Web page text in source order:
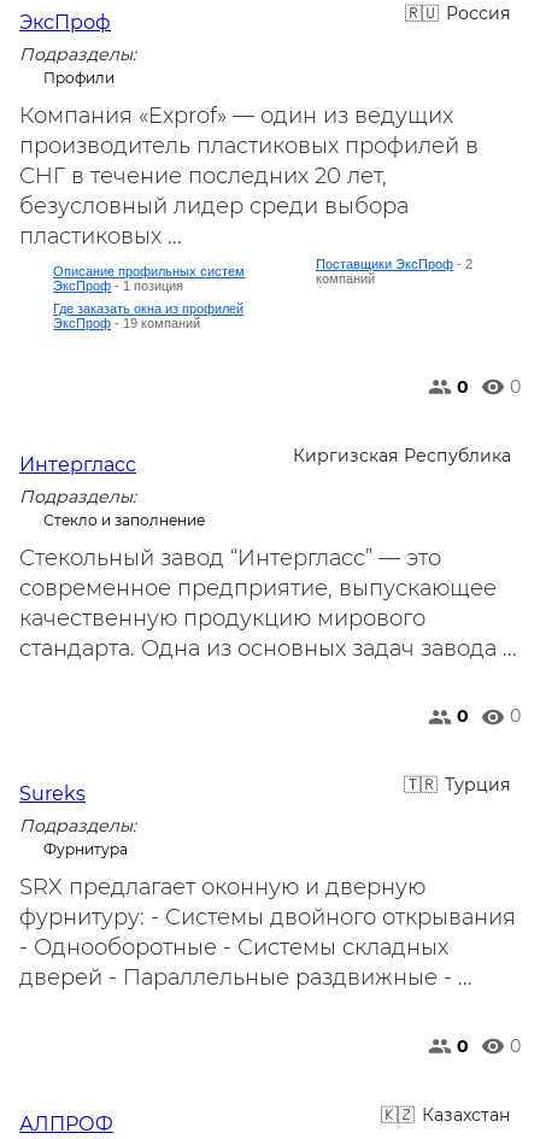
Россия
ЭксПроф
Подразделы:
Профили
Компания «Exprof» — один из ведущих
производитель пластиковых профилей в
СНГ в течение последних 20 лет,
безусловный лидер среди выбора
пластиковых ...
Поставщики ЭксПроф - 2
компаний
Описание профильных систем
ЭксПроф - 1 позиция
Где заказать окна из профилей
ЭксПроф - 19 компаний
0 0
Киргизская Республика
Интергласс
Подразделы:
Стекло и заполнение
Стекольный завод “Интергласс” — это
современное предприятие, выпускающее
качественную продукцию мирового
стандарта. Одна из основных задач завода ...
0 0
Турция
Sureks
Подразделы:
Фурнитура
SRX предлагает оконную и дверную
фурнитуру: - Системы двойного открывания
- Однооборотные - Системы складных
дверей - Параллельные раздвижные - ...
0 0
Казахстан
АЛПРОФ